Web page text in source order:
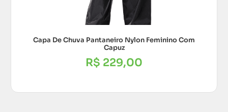
Capa De Chuva Pantaneiro Nylon Feminino Com
Capuz
R$ 229,00